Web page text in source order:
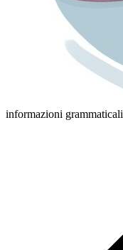
informazioni grammaticali